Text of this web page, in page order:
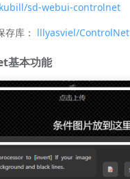
sd-webui-controlnet
库： lllyasviel/ControlNet
基本功能